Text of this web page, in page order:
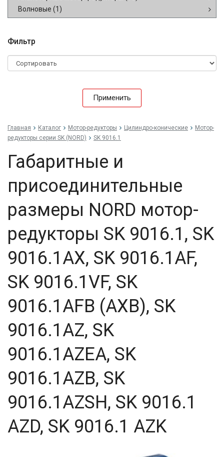
Волновые (1)
Фильтр
Применить
Главная Каталог Мотор-редукторы Цилиндро-конические
Мотор-
редукторы серии SK (NORD)
SK 9016.1
Габаритные и
присоединительные
размеры NORD мотор-
редукторы SK 9016.1, SK
9016.1AX, SK 9016.1AF,
SK 9016.1VF, SK
9016.1AFB (AXB), SK
9016.1AZ, SK
9016.1AZEA, SK
9016.1AZB, SK
9016.1AZSH, SK 9016.1
AZD, SK 9016.1 AZK